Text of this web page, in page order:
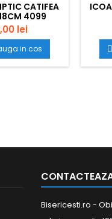
CATIFEA
4099
lei
in cos 
Bisericesti.ro -